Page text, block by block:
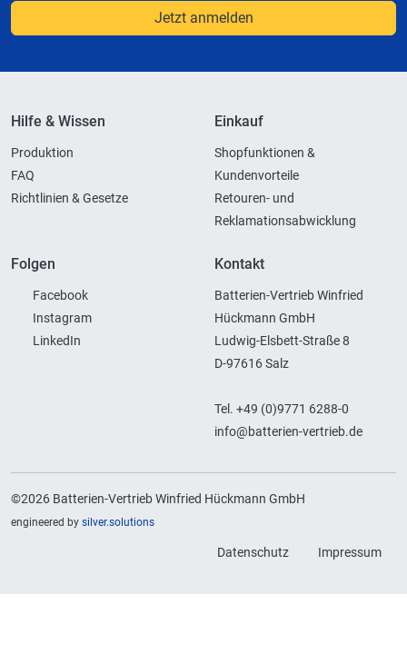
Jetzt anmelden
Hilfe & Wissen
Produktion
FAQ
Richtlinien & Gesetze
Einkauf
Shopfunktionen &
Kundenvorteile
Retouren- und
Reklamationsabwicklung
Folgen
Facebook
Instagram
LinkedIn
Kontakt
Batterien-Vertrieb Winfried
Hückmann GmbH
Ludwig-Elsbett-Straße 8
D-97616 Salz
Tel. +49 (0)9771 6288-0
info@batterien-vertrieb.de
©2026 Batterien-Vertrieb Winfried Hückmann GmbH
engineered by silver.solutions
Datenschutz Impressum